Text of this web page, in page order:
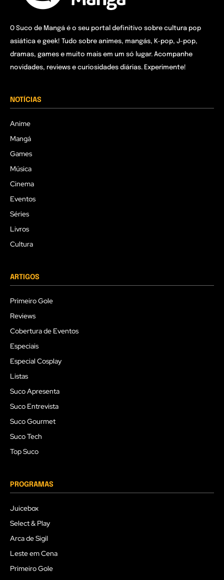
O Suco de Mangá é o seu portal definitivo sobre cultura pop
asiática e geek! Tudo sobre animes, mangás, K-pop, J-pop,
dramas, games e muito mais em um só lugar. Acompanhe
novidades, reviews e curiosidades diárias. Experimente!
NOTÍCIAS
Anime
Mangá
Games
Música
Cinema
Eventos
Séries
Livros
Cultura
ARTIGOS
Primeiro Gole
Reviews
Cobertura de Eventos
Especiais
Especial Cosplay
Listas
Suco Apresenta
Suco Entrevista
Suco Gourmet
Suco Tech
Top Suco
PROGRAMAS
Juicebox
Select & Play
Arca de Sigil
Leste em Cena
Primeiro Gole